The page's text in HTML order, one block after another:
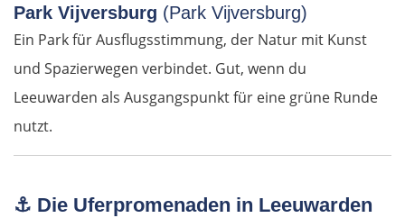
Park Vijversburg (Park Vijversburg)
Ein Park für Ausflugsstimmung, der Natur mit Kunst
und Spazierwegen verbindet. Gut, wenn du
Leeuwarden als Ausgangspunkt für eine grüne Runde
nutzt.
⚓ Die Uferpromenaden in Leeuwarden
Târnăveni
Râmnicu Vâlcea
Pitești
Bukarest